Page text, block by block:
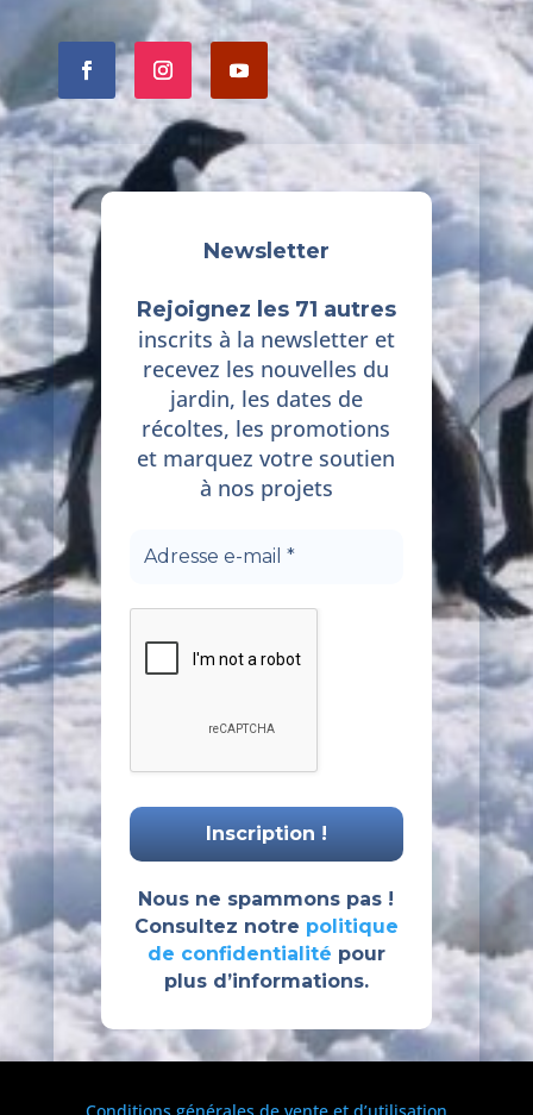
Newsletter
Rejoignez les 71 autres
inscrits à la newsletter et
recevez les nouvelles du
jardin, les dates de
récoltes, les promotions
et marquez votre soutien
à nos projets
Nous ne spammons pas !
Consultez notre politique
de confidentialité pour
plus d’informations.